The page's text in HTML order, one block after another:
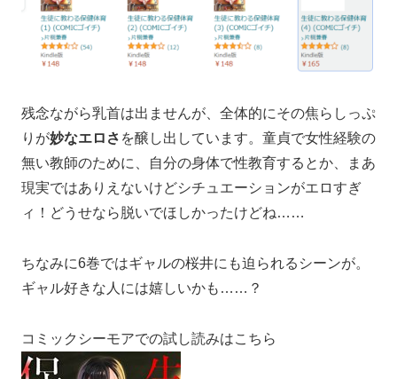
残念ながら乳首は出ませんが、全体的にその焦らしっぷ
りが妙なエロさ を醸し出しています。童貞で女性経験の
無い教師のために、自分の身体で性教育するとか、まあ
現実ではありえないけどシチュエーションがエロすぎ
ィ！どうせなら脱いでほしかったけどね……
ちなみに6巻ではギャルの桜井にも迫られるシーンが。
ギャル好きな人には嬉しいかも……？
コミックシーモアでの試し読みはこちら